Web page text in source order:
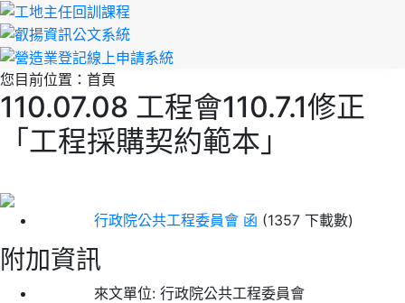
您目前位置： 首頁
110.07.08 工程會110.7.1修正
「工程採購契約範本」
行政院公共工程委員會 函 (1357 下載數)
附加資訊
來文單位: 行政院公共工程委員會